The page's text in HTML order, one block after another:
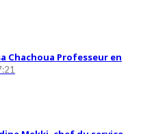
Chachoua Professeur en